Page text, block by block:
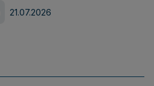
21.07.2026